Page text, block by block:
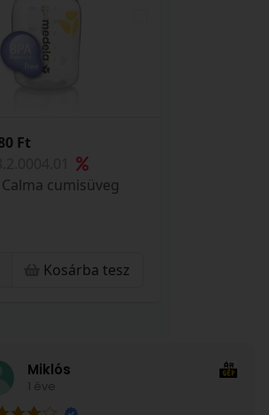
Ft
cumisüveg
Kosárba tesz
Miklós
1 éve